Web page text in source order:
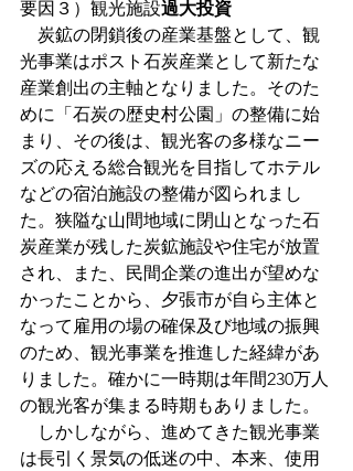
要因３）観光施設過大投資
炭鉱の閉鎖後の産業基盤として、観
光事業はポスト石炭産業として新たな
産業創出の主軸となりました。そのた
めに「石炭の歴史村公園」の整備に始
まり、その後は、観光客の多様なニー
ズの応える総合観光を目指してホテル
などの宿泊施設の整備が図られまし
た。狭隘な山間地域に閉山となった石
炭産業が残した炭鉱施設や住宅が放置
され、また、民間企業の進出が望めな
かったことから、夕張市が自ら主体と
なって雇用の場の確保及び地域の振興
のため、観光事業を推進した経緯があ
りました。確かに一時期は年間230万人
の観光客が集まる時期もありました。
しかしながら、進めてきた観光事業
は長引く景気の低迷の中、本来、使用